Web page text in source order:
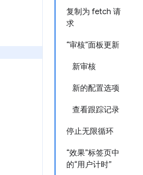
复制为 fetch 请
求
“审核”面板更新
新审核
新的配置选项
查看跟踪记录
停止无限循环
“效果”标签页中
的“用户计时”